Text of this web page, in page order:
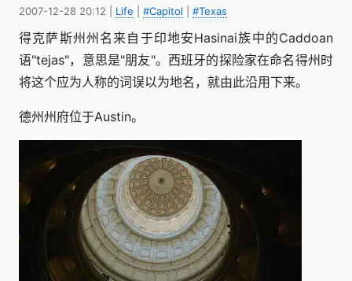
2007-12-28 20:12 Life #Capitol #Texas
得克萨斯州州名来自于印地安Hasinai族中的Caddoan
语"tejas"，意思是"朋友"。西班牙的探险家在命名得州时
将这个应为人称的词误以为地名，就由此沿用下来。
德州州府位于Austin。